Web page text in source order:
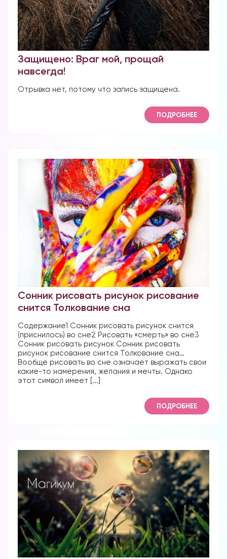
Защищено: Враг мой, прощай
навсегда!
Отрывка нет, потому что запись защищена.
ПОДРОБНЕЕ
Сонник рисовать рисунок рисование
снится Толкование сна
Содержание1 Сонник рисовать рисунок снится
(приснилось) во сне2 Рисовать «смерть» во сне3
Сонник рисовать рисунок Сонник рисовать
рисунок рисование снится Толкование сна…
Вообще рисовать во сне означает выражать свои
какие-то намерения, желания и мечты. Однако
этот символ имеет [...]
ПОДРОБНЕЕ